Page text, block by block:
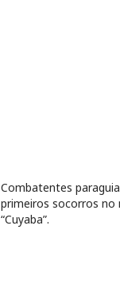
Combatentes
primeiros socorros no
“Cuyaba”.